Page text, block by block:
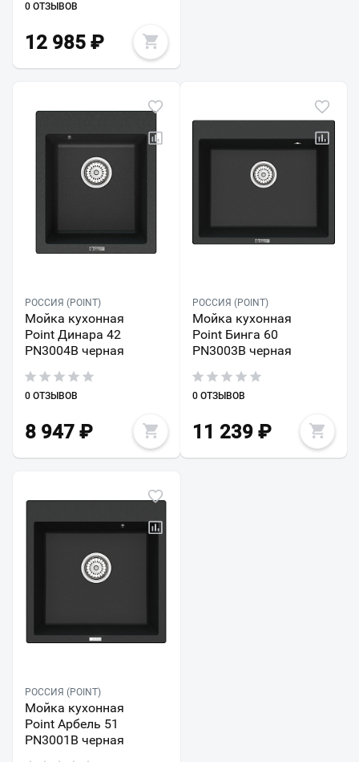
0 ОТЗЫВОВ
12 985 ₽
РОССИЯ (POINT)
Мойка кухонная
Point Динара 42
PN3004B черная
0 ОТЗЫВОВ
8 947 ₽
РОССИЯ (POINT)
Мойка кухонная
Point Бинга 60
PN3003B черная
0 ОТЗЫВОВ
11 239₽
РОССИЯ (POINT)
Мойка кухонная
Point Арбель 51
PN3001B черная